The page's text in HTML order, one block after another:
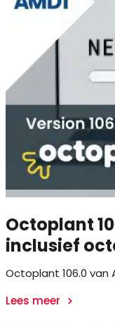
Octoplant
inclusief
Octoplant 106.0 van
Lees meer